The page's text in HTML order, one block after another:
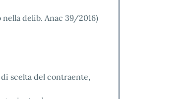
delib. Anac 39/2016)
scelta del contraente,